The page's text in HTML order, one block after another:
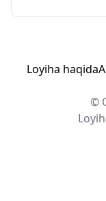
Loyiha haqida
©